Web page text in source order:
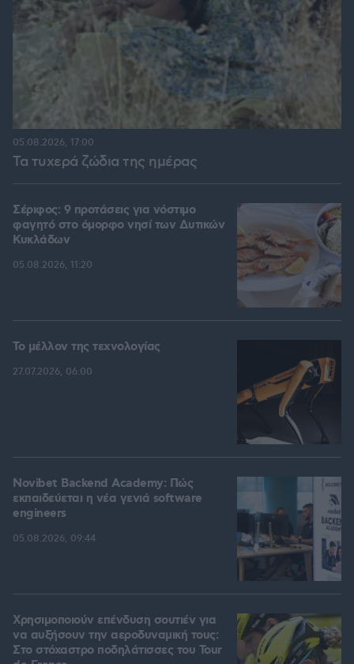
Τα τυχερά ζώδια της ημέρας
05.08.2026, 17:00
Σέριφος: 9 προτάσεις για νόστιμο
φαγητό στο όμορφο νησί των Δυτικών
Κυκλάδων
05.08.2026, 11:20
Το μέλλον της τεχνολογίας
27.07.2026, 06:00
Novibet Backend Academy: Πώς
εκπαιδεύεται η νέα γενιά software
engineers
05.08.2026, 09:44
Χρησιμοποιούν επένδυση σουτιέν για
να αυξήσουν την αεροδυναμική τους:
Στο στόχαστρο ποδηλάτισσες του Tour